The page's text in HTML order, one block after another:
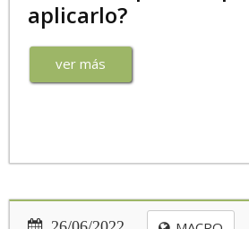
aplicarlo?
ver más